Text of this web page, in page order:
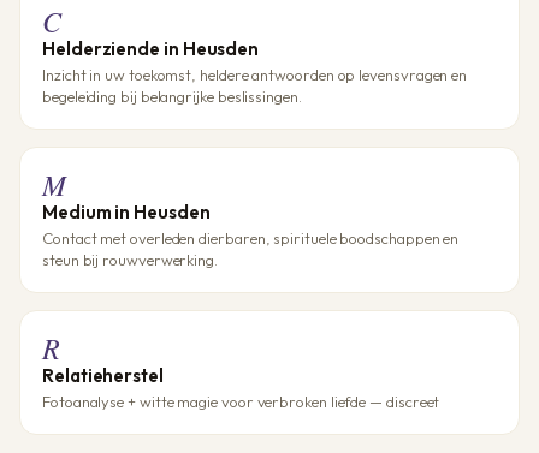
C
Helderziende in Heusden
Inzicht in uw toekomst, heldere antwoorden op levensvragen en
begeleiding bij belangrijke beslissingen.
M
Medium in Heusden
Contact met overleden dierbaren, spirituele boodschappen en
steun bij rouwverwerking.
R
Relatieherstel
Fotoanalyse + witte magie voor verbroken liefde — discreet